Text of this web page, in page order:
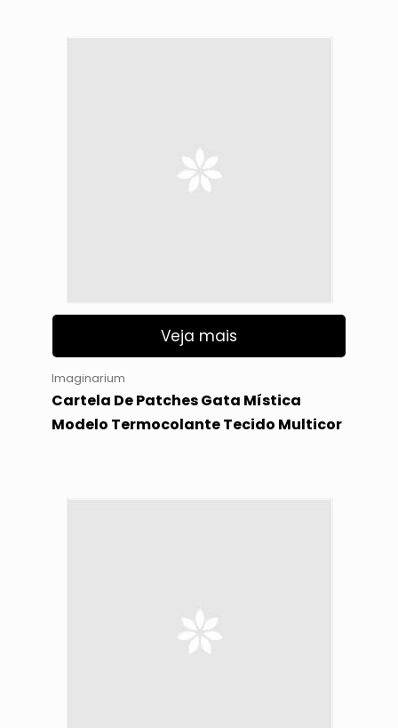
Veja mais
Imaginarium
Cartela De Patches Gata Mística
Modelo Termocolante Tecido Multicor